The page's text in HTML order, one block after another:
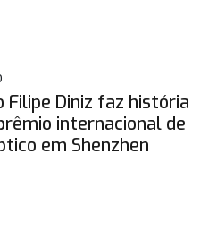
Filipe Diniz faz história
internacional de
em Shenzhen